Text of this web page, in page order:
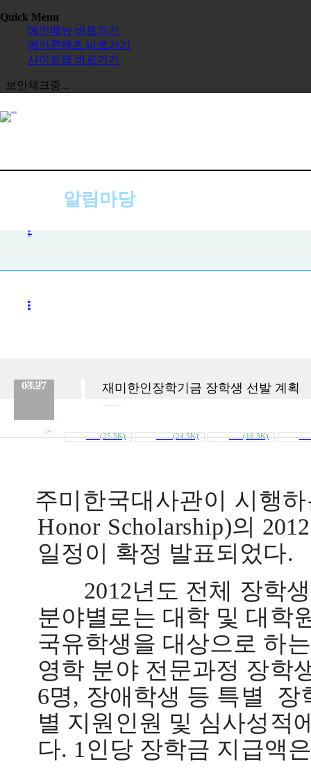
Quick Menu
메인메뉴 바로가기
메인콘텐츠 바로가기
사이트맵 바로가기
보안체크중...
알림마당
2012
03.27 재미한인장학기금 장학생 선발 계획
>
(25.5K) (24.5K) (16.5K)
주미한국대사관이 시행
Honor Scholarship)의 2012
일정이 확정 발표되었다.
2012년도 전체 장학
분야별로는 대학 및 대학
국유학생을 대상으로 하
영학 분야 전문과정 장학
6명, 장애학생 등 특별
장
별 지원인원 및 심사성적
다. 1 인당 장학금 지급액